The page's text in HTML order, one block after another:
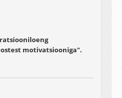
motivatsiooniga".